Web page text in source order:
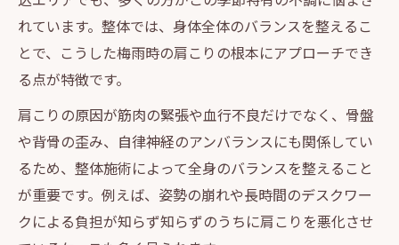
れています。整体では、身体全体のバランスを整えるこ
とで、こうした梅雨時の肩こりの根本にアプローチでき
る点が特徴です。
肩こりの原因が筋肉の緊張や血行不良だけでなく、骨盤
や背骨の歪み、自律神経のアンバランスにも関係してい
るため、整体施術によって全身のバランスを整えること
が重要です。例えば、姿勢の崩れや長時間のデスクワー
クによる負担が知らず知らずのうちに肩こりを悪化させ